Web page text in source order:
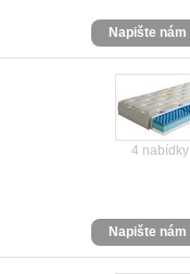
Napište nám
4 nabídky
Napište nám